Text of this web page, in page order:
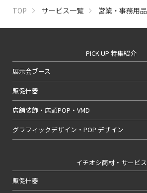
TOP サービス一覧 営業・事務用品
PICK UP 特集紹介
展示会ブース
販促什器
店舗装飾・店頭POP・VMD
グラフィックデザイン・POP デザイン
イチオシ商材・サービス
販促什器